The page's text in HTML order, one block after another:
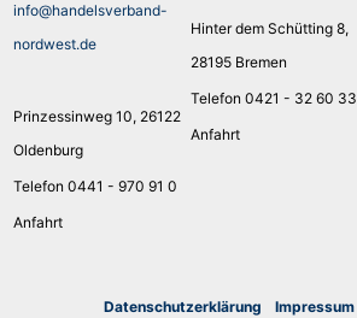
info@handelsverband-
nordwest.de
Prinzessinweg 10, 26122
Oldenburg
Telefon 0441 - 970 91 0
Anfahrt
Hinter dem Schütting 8,
28195 Bremen
Telefon 0421 - 32 60 33
Anfahrt
Datenschutzerklärung Impressum